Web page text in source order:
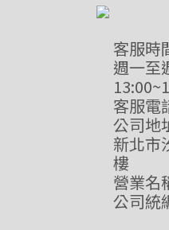
客服時
週一至
客服電
公司地
新北市
樓
營業名
公司統